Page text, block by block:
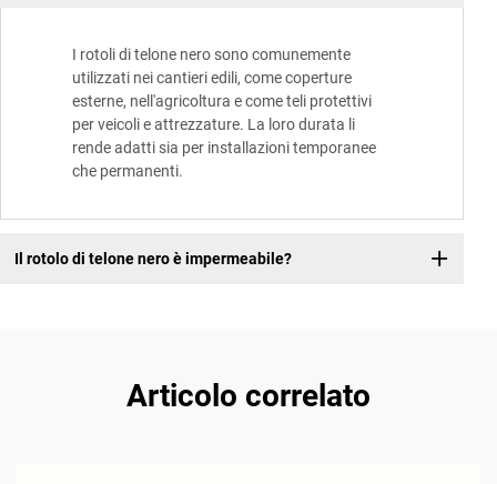
I rotoli di telone nero sono comunemente
utilizzati nei cantieri edili, come coperture
esterne, nell'agricoltura e come teli protettivi
per veicoli e attrezzature. La loro durata li
rende adatti sia per installazioni temporanee
che permanenti.
Il rotolo di telone nero è impermeabile?
Articolo correlato